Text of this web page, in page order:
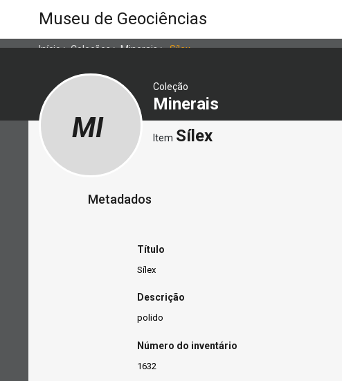
Museu de Geociências
Início>Coleções>Minerais>Sílex
Coleção
Minerais
MI Item Sílex
Metadados
Título
Sílex
Descrição
polido
Número do inventário
1632